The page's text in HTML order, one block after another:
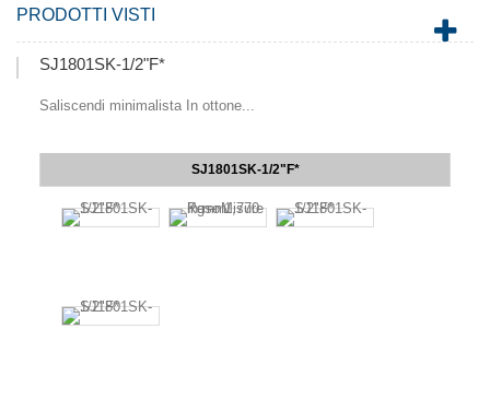
PRODOTTI VISTI
SJ1801SK-1/2"F*
Saliscendi minimalista In ottone...
SJ1801SK-1/2"F*